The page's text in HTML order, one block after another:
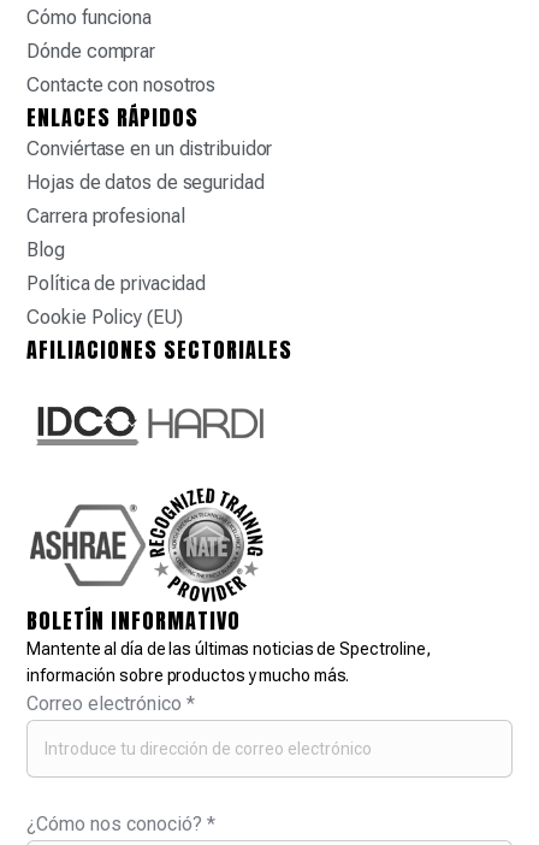
Cómo funciona
Dónde comprar
Contacte con nosotros
ENLACES RÁPIDOS
Conviértase en un distribuidor
Hojas de datos de seguridad
Carrera profesional
Blog
Política de privacidad
Cookie Policy (EU)
AFILIACIONES SECTORIALES
BOLETÍN INFORMATIVO
Mantente al día de las últimas noticias de Spectroline,
información sobre productos y mucho más.
Correo electrónico*
¿Cómo nos conoció?*